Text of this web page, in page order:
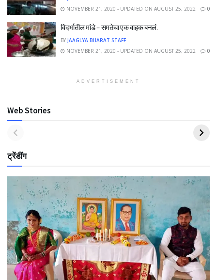
NOVEMBER 21, 2020 - UPDATED ON AUGUST 25, 2022
0
विदर्भातील मांडे – समतेचा एक वाहक बनलं.
BY JAAGLYA BHARAT STAFF
NOVEMBER 21, 2020 - UPDATED ON AUGUST 25, 2022
0
ADVERTISEMENT
Web Stories
ट्रेंडींग